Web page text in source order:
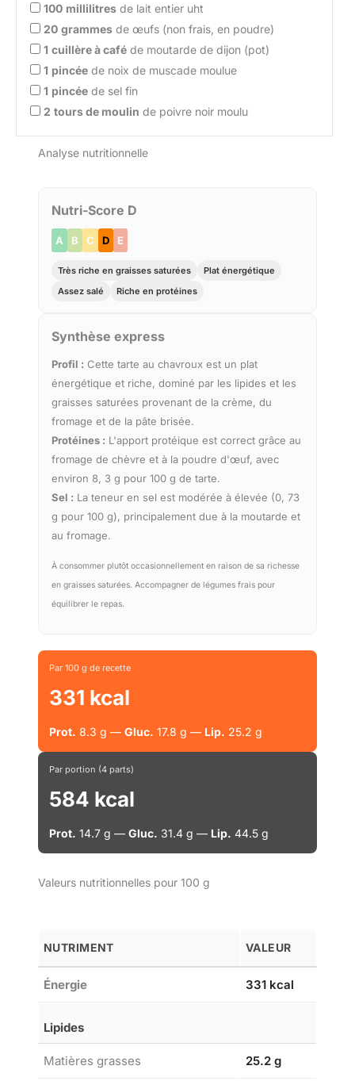
100 millilitres de lait entier uht
20 grammes de œufs (non frais, en poudre)
1 cuillère à café de moutarde de dijon (pot)
1 pincée de noix de muscade moulue
1 pincée de sel fin
2 tours de moulin de poivre noir moulu
Analyse nutritionnelle
Nutri-Score D
A B C D E
Très riche en graisses saturées
Plat énergétique
Assez salé
Riche en protéines
Synthèse express
Profil : Cette tarte au chavroux est un plat
énergétique et riche, dominé par les lipides et les
graisses saturées provenant de la crème, du
fromage et de la pâte brisée.
Protéines : L'apport protéique est correct grâce au
fromage de chèvre et à la poudre d'œuf, avec
environ 8, 3 g pour 100 g de tarte.
Sel : La teneur en sel est modérée à élevée (0, 73
g pour 100 g), principalement due à la moutarde et
au fromage.
À consommer plutôt occasionnellement en raison de sa richesse
en graisses saturées. Accompagner de légumes frais pour
équilibrer le repas.
Par 100 g de recette
331 kcal
Prot. 8.3 g — Gluc. 17.8 g — Lip. 25.2 g
Par portion (4 parts)
584 kcal
Prot. 14.7 g — Gluc. 31.4 g — Lip. 44.5 g
Valeurs nutritionnelles pour 100 g
NUTRIMENT VALEUR
Énergie 331 kcal
Lipides
Matières grasses 25.2 g